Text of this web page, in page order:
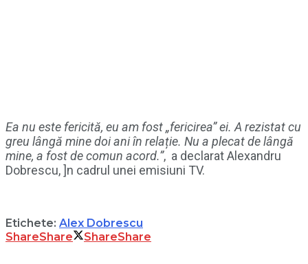
Ea nu este fericită, eu am fost „fericirea” ei. A rezistat cu
greu lângă mine doi ani în relație. Nu a plecat de lângă
mine, a fost de comun acord.”, a declarat Alexandru
Dobrescu, ]n cadrul unei emisiuni TV.
Etichete: Alex Dobrescu
ShareShare ShareShare